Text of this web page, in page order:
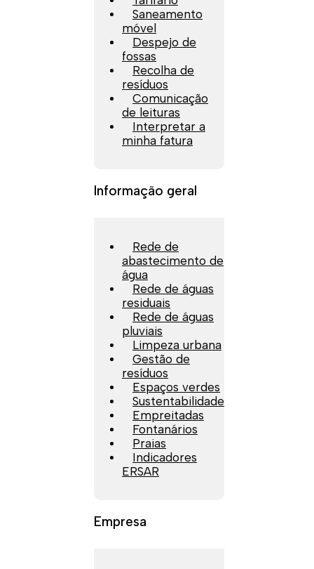
Saneamento
móvel
Despejo de
fossas
Recolha de
resíduos
Comunicação
de leituras
Interpretar a
minha fatura
Informação geral
Rede de
abastecimento de
água
Rede de águas
residuais
Rede de águas
pluviais
Limpeza urbana
Gestão de
resíduos
Espaços verdes
Sustentabilidade
Empreitadas
Fontanários
Praias
Indicadores
ERSAR
Empresa